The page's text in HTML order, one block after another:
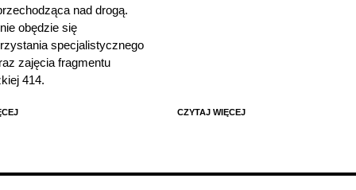
nad drogą.
obędzie się
specjalistycznego
zajęcia fragmentu
414.
CZYTAJ WIĘCEJ